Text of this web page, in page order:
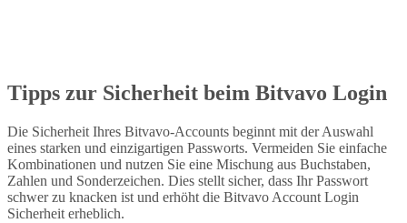
Tipps zur Sicherheit beim Bitvavo Login
Die Sicherheit Ihres Bitvavo-Accounts beginnt mit der Auswahl
eines starken und einzigartigen Passworts. Vermeiden Sie einfache
Kombinationen und nutzen Sie eine Mischung aus Buchstaben,
Zahlen und Sonderzeichen. Dies stellt sicher, dass Ihr Passwort
schwer zu knacken ist und erhöht die Bitvavo Account Login
Sicherheit erheblich.